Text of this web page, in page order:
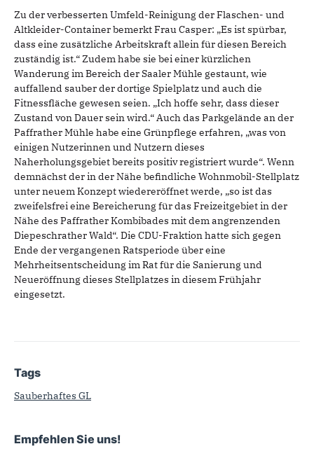
Zu der verbesserten Umfeld-Reinigung der Flaschen- und
Altkleider-Container bemerkt Frau Casper: „Es ist spürbar,
dass eine zusätzliche Arbeitskraft allein für diesen Bereich
zuständig ist.“ Zudem habe sie bei einer kürzlichen
Wanderung im Bereich der Saaler Mühle gestaunt, wie
auffallend sauber der dortige Spielplatz und auch die
Fitnessfläche gewesen seien. „Ich hoffe sehr, dass dieser
Zustand von Dauer sein wird.“ Auch das Parkgelände an der
Paffrather Mühle habe eine Grünpflege erfahren, „was von
einigen Nutzerinnen und Nutzern dieses
Naherholungsgebiet bereits positiv registriert wurde“. Wenn
demnächst der in der Nähe befindliche Wohnmobil-Stellplatz
unter neuem Konzept wiedereröffnet werde, „so ist das
zweifelsfrei eine Bereicherung für das Freizeitgebiet in der
Nähe des Paffrather Kombibades mit dem angrenzenden
Diepeschrather Wald“. Die CDU-Fraktion hatte sich gegen
Ende der vergangenen Ratsperiode über eine
Mehrheitsentscheidung im Rat für die Sanierung und
Neueröffnung dieses Stellplatzes in diesem Frühjahr
eingesetzt.
Tags
Sauberhaftes GL
Empfehlen Sie uns!